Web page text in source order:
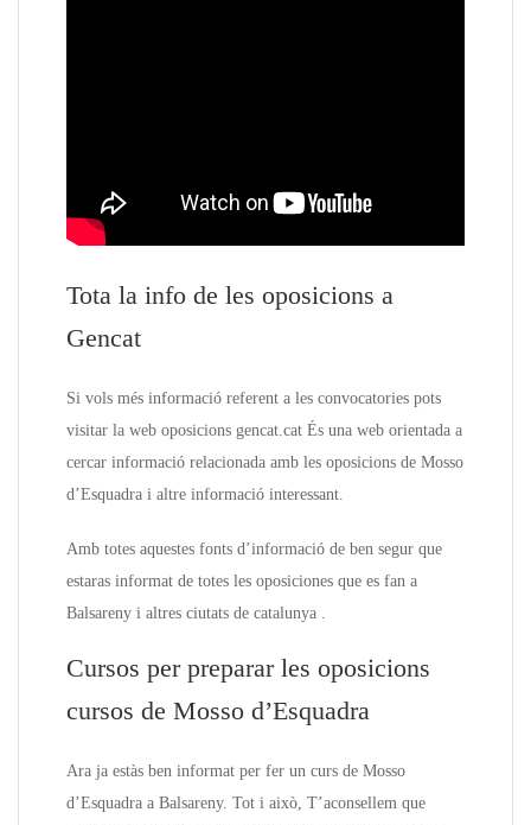
Tota la info de les oposicions a
Gencat
Si vols més informació referent a les convocatories pots
visitar la web oposicions gencat.cat És una web orientada a
cercar informació relacionada amb les oposicions de Mosso
d’Esquadra i altre informació interessant.
Amb totes aquestes fonts d’informació de ben segur que
estaras informat de totes les oposiciones que es fan a
Balsareny i altres ciutats de catalunya .
Cursos per preparar les oposicions
cursos de Mosso d’Esquadra
Ara ja estàs ben informat per fer un curs de Mosso
d’Esquadra a Balsareny. Tot i això, T’aconsellem que